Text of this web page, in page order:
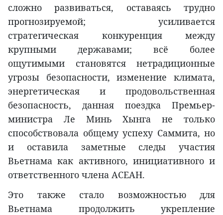
сложно развиваться, оставаясь трудно
прогнозируемой; усиливается
стратегическая конкуренция между
крупными державами; всё более
ощутимыми становятся нетрадиционные
угрозы безопасности, изменение климата,
энергетическая и продовольственная
безопасность, данная поездка Премьер-
министра Ле Минь Хынга не только
способствовала общему успеху Саммита, но
и оставила заметные следы участия
Вьетнама как активного, инициативного и
ответственного члена АСЕАН.
Это также стало возможностью для
Вьетнама продолжить укрепление